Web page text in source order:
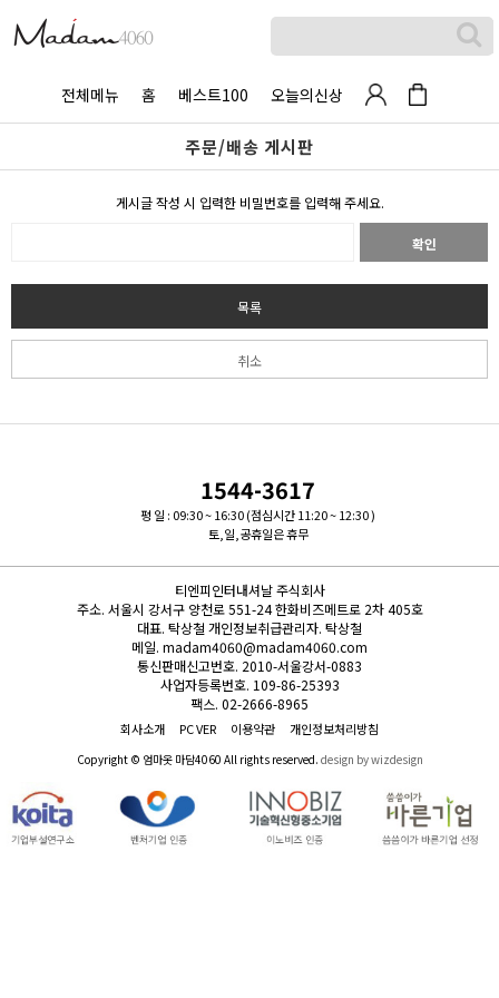
전체메뉴 홈 베스트100 오늘의신상
주문/배송 게시판
게시글 작성 시 입력한 비밀번호를 입력해 주세요.
확인
목록
취소
1544-3617
평 일 : 09:30 ~ 16:30 (점심시간 11:20 ~ 12:30 )
토,일,공휴일은 휴무
티엔피인터내셔날 주식회사
주소. 서울시 강서구 양천로 551-24 한화비즈메트로 2차 405호
대표. 탁상철 개인정보취급관리자. 탁상철
메일. madam4060@madam4060.com
통신판매신고번호. 2010-서울강서-0883
사업자등록번호. 109-86-25393
팩스. 02-2666-8965
회사소개 PC VER 이용약관 개인정보처리방침
Copyright © 엄마옷 마담4060 All rights reserved. design by wizdesign